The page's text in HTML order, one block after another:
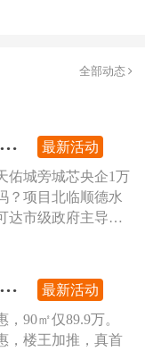
全部动态
玥府值得买吗?天佑城旁城芯央企1万起
最新活动
佑城旁城芯央企1万
？项目北临顺德水
达市级政府主导规
臻玥府最新购房优惠,90㎡仅89.9万
最新活动
90㎡仅89.9万。
，楼王加推，真首